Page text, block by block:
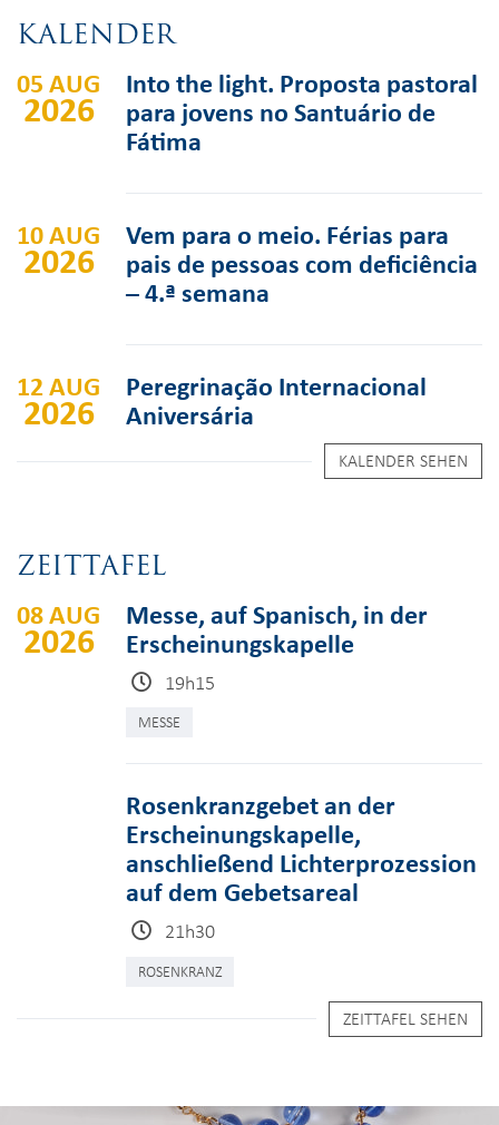
KALENDER
05 AUG
2026
Into the light. Proposta pastoral
para jovens no Santuário de
Fátima
10 AUG
2026
Vem para o meio. Férias para
pais de pessoas com deficiência
– 4.ª semana
12 AUG
2026
Peregrinação Internacional
Aniversária
KALENDER SEHEN
ZEITTAFEL
08 AUG
2026
Messe, auf Spanisch, in der
Erscheinungskapelle
19h15
MESSE
Rosenkranzgebet an der
Erscheinungskapelle,
anschließend Lichterprozession
auf dem Gebetsareal
21h30
ROSENKRANZ
ZEITTAFEL SEHEN